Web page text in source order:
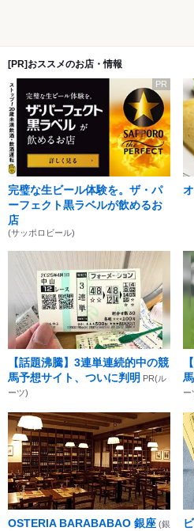
[PR]おススメのお店・情報
PR
完璧な生ビール体験を。ザ・パ
ーフェクト黒ラベルが飲めるお
店
(サッポロビール)
【話題沸騰】3連単連続的中の競
馬予想サイト、ついに判明 PR(ル
ーツ)
ー
OSTERIA BARABABAO 銀座 (銀